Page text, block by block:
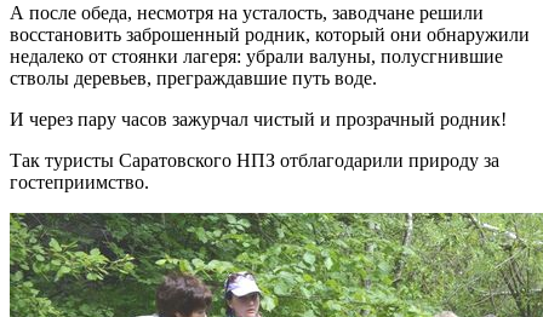
А после обеда, несмотря на усталость, заводчане решили
восстановить заброшенный родник, который они обнаружили
недалеко от стоянки лагеря: убрали валуны, полусгнившие
стволы деревьев, преграждавшие путь воде.
И через пару часов зажурчал чистый и прозрачный родник!
Так туристы Саратовского НПЗ отблагодарили природу за
гостеприимство.